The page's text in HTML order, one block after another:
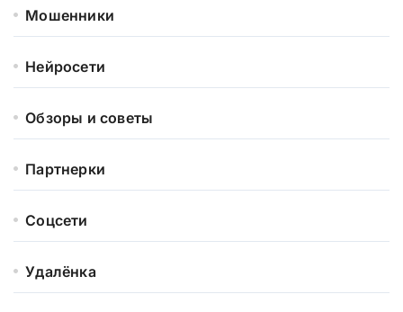
Мошенники
Нейросети
Обзоры и советы
Партнерки
Соцсети
Удалёнка